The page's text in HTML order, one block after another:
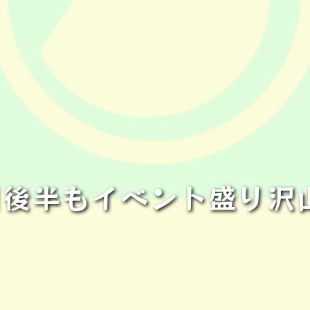
半もイベント盛り沢